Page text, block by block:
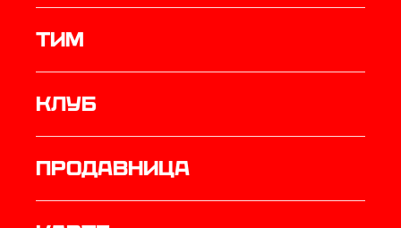
ТИМ
Клуб
продавница